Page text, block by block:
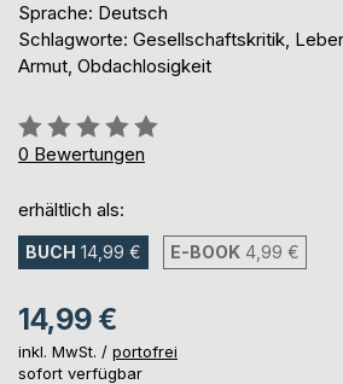
Sprache: Deutsch
Schlagworte: Gesellschaftskritik,
Armut, Obdachlosigkeit
Bewertung::
0%
0 Bewertungen
erhältlich als:
BUCH 14,99 € E-BOOK 4,99 €
14,99 €
inkl. MwSt. / portofrei
sofort verfügbar